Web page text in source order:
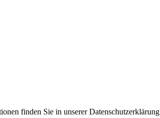
finden Sie in unserer Datenschutzerklärung